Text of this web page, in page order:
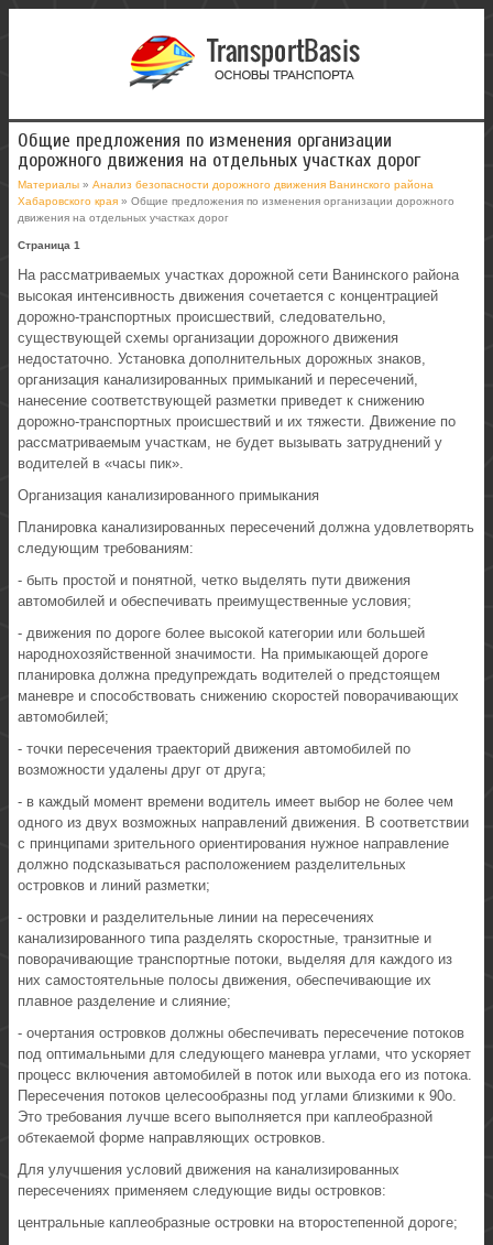
Общие предложения по изменения организации
дорожного движения на отдельных участках дорог
Материалы » Анализ безопасности дорожного движения Ванинского района
Хабаровского края » Общие предложения по изменения организации дорожного
движения на отдельных участках дорог
Страница 1
На рассматриваемых участках дорожной сети Ванинского района
высокая интенсивность движения сочетается с концентрацией
дорожно-транспортных происшествий, следовательно,
существующей схемы организации дорожного движения
недостаточно. Установка дополнительных дорожных знаков,
организация канализированных примыканий и пересечений,
нанесение соответствующей разметки приведет к снижению
дорожно-транспортных происшествий и их тяжести. Движение по
рассматриваемым участкам, не будет вызывать затруднений у
водителей в «часы пик».
Организация канализированного примыкания
Планировка канализированных пересечений должна удовлетворять
следующим требованиям:
- быть простой и понятной, четко выделять пути движения
автомобилей и обеспечивать преимущественные условия;
- движения по дороге более высокой категории или большей
народнохозяйственной значимости. На примыкающей дороге
планировка должна предупреждать водителей о предстоящем
маневре и способствовать снижению скоростей поворачивающих
автомобилей;
- точки пересечения траекторий движения автомобилей по
возможности удалены друг от друга;
- в каждый момент времени водитель имеет выбор не более чем
одного из двух возможных направлений движения. В соответствии
с принципами зрительного ориентирования нужное направление
должно подсказываться расположением разделительных
островков и линий разметки;
- островки и разделительные линии на пересечениях
канализированного типа разделять скоростные, транзитные и
поворачивающие транспортные потоки, выделяя для каждого из
них самостоятельные полосы движения, обеспечивающие их
плавное разделение и слияние;
- очертания островков должны обеспечивать пересечение потоков
под оптимальными для следующего маневра углами, что ускоряет
процесс включения автомобилей в поток или выхода его из потока.
Пересечения потоков целесообразны под углами близкими к 90о.
Это требования лучше всего выполняется при каплеобразной
обтекаемой форме направляющих островков.
Для улучшения условий движения на канализированных
пересечениях применяем следующие виды островков:
центральные каплеобразные островки на второстепенной дороге;